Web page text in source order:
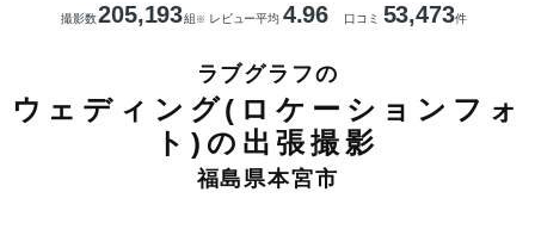
撮影数205,193組 ※ レビュー平均 4.96 口コミ 53,473件
ラブグラフの
ウェディング(ロケーションフォ
ト)の出張撮影
福島県本宮市